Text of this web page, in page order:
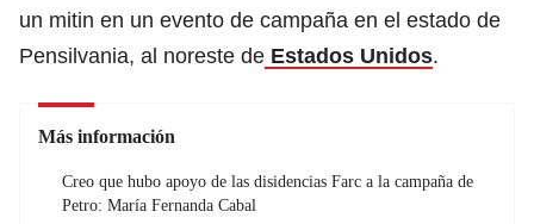
un mitin en un evento de campaña en el estado de
Pensilvania, al noreste de Estados Unidos.
Más información
Creo que hubo apoyo de las disidencias Farc a la campaña de
Petro: María Fernanda Cabal